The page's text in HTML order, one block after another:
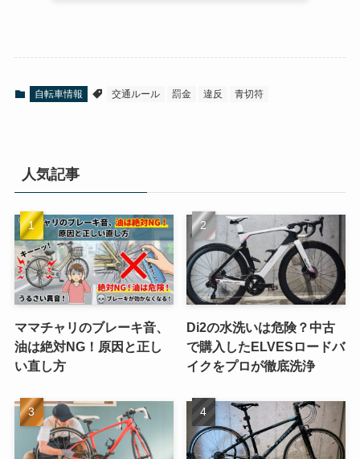
自転車情報 交通ルール 罰金 違反 青切符
人気記事
ママチャリのブレーキ音、
油は絶対NG！原因と正し
い直し方
Di2の水洗いは危険？中古
で購入したELVESロードバ
イクをプロが徹底洗浄